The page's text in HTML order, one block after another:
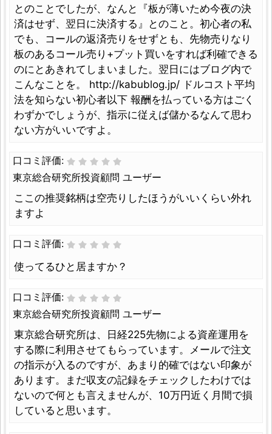
とのことでしたが、なんと『板が薄いため今夜の決
済はせず、翌日に決済する』とのこと。初心者の私
でも、コールの返済売りをせずとも、先物売りなり
板のあるコール売り+プット買いをすれば利確できる
のにとあきれてしまいました。翌日にはブログ内で
こんなことを。 http://kabublog.jp/ ドルコスト平均
法を知らない初心者以下 報酬を払っている方はごく
わずかでしょうが、指示に従えば儲かるなんて思わ
ない方がいいですよ。
口コミ評価:
東京総合研究所投資顧問 ユーザー
ここの推奨銘柄は空売りしたほうがいいくらい外れ
ますよ
口コミ評価:
使ってるひと居ますか？
口コミ評価:
東京総合研究所投資顧問 ユーザー
東京総合研究所は、日経225先物による資産運用を
する際に利用させてもらっています。メールで注文
の指示が入るのですが、あまり的確ではない印象が
あります。まだ収支の記録をチェックしたわけでは
ないので何とも言えませんが、10万円近く月間で損
していると思います。